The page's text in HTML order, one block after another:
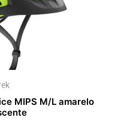
MIPS M/L amarelo